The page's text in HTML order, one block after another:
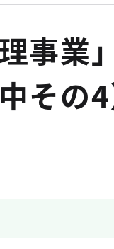
事業
その4